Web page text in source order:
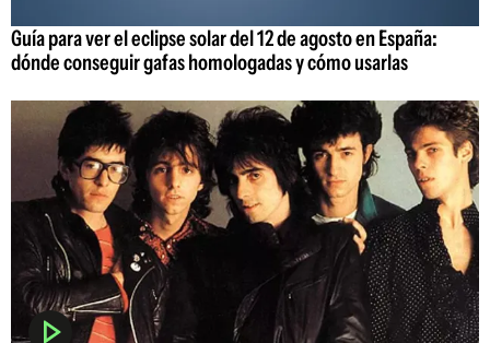
Guía para ver el eclipse solar del 12 de agosto en España:
dónde conseguir gafas homologadas y cómo usarlas